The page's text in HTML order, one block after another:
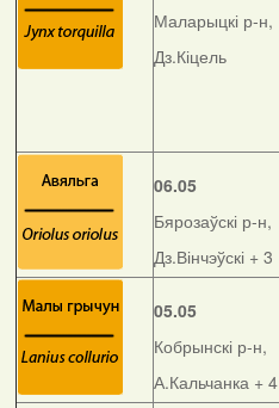
Маларыцкі р-н,
Дз.Кіцель
06.05
Бярозаўскі р-н,
Дз.Вінчэўскі + 3
05.05
Кобрынскі р-н,
А.Кальчанка + 4